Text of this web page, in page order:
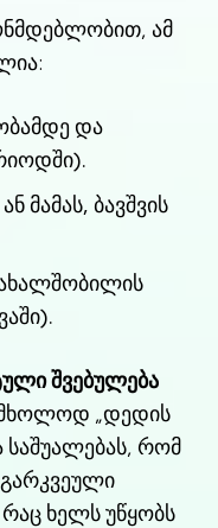
ამ
და
მამას, ბავშვის
შვებულება
„დედის
საშუალებას, რომ
რაც ხელს უწყობს